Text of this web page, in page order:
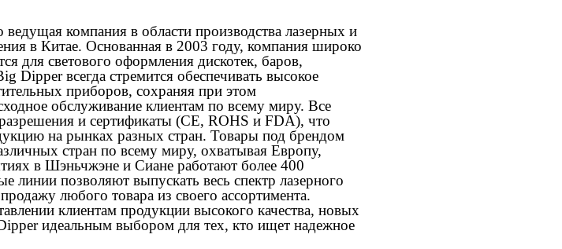
компания в области производства лазерных и
в Китае. Основанная в 2003 году, компания широко
для светового оформления дискотек, баров,
всегда стремится обеспечивать высокое
приборов, сохраняя при этом
обслуживание клиентам по всему миру. Все
и сертификаты (CE, ROHS и FDA), что
на рынках разных стран. Товары под брендом
стран по всему миру, охватывая Европу,
в Шэньчжэне и Сиане работают более 400
линии позволяют выпускать весь спектр лазерного
любого товара из своего ассортимента.
клиентам продукции высокого качества, новых
идеальным выбором для тех, кто ищет надежное